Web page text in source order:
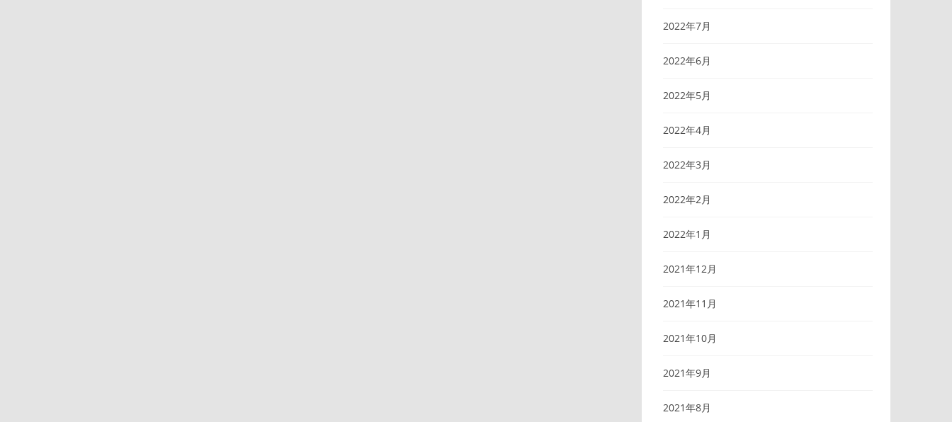
2022年7月
2022年6月
2022年5月
2022年4月
2022年3月
2022年2月
2022年1月
2021年12月
2021年11月
2021年10月
2021年9月
2021年8月